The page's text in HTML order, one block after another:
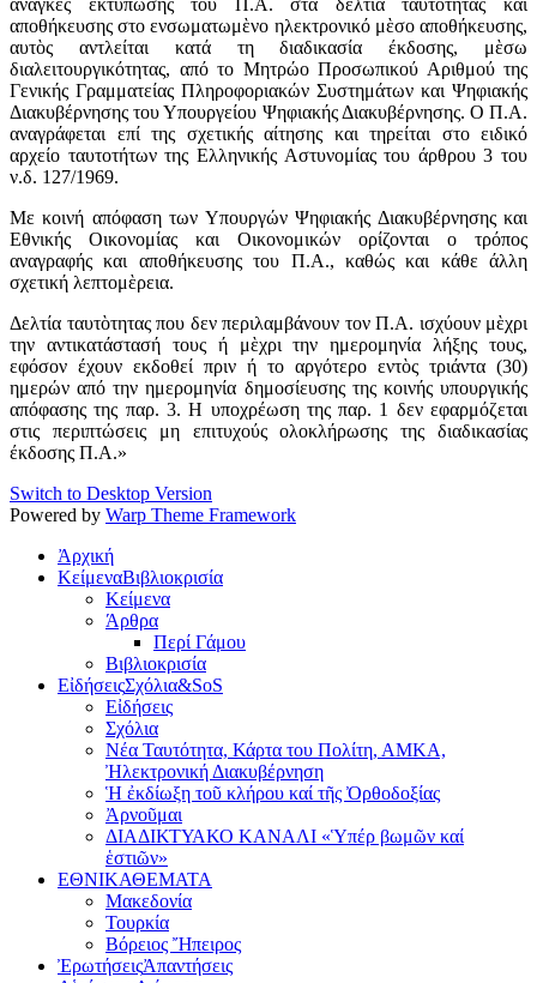
ανάγκες εκτύπωσης του Π.Α. στα δελτία ταυτὸτητας και
αποθήκευσης στο ενσωματωμὲνο ηλεκτρονικό μὲσο αποθήκευσης,
αυτὸς αντλείται κατά τη διαδικασία έκδοσης, μὲσω
διαλειτουργικότητας, από το Μητρώο Προσωπικού Αριθμού της
Γενικής Γραμματείας Πληροφοριακών Συστημάτων και Ψηφιακής
Διακυβέρνησης του Υπουργείου Ψηφιακής Διακυβέρνησης. Ο Π.Α.
αναγράφεται επί της σχετικής αίτησης και τηρείται στο ειδικό
αρχείο ταυτοτήτων της Ελληνικής Αστυνομίας του άρθρου 3 του
ν.δ. 127/1969.
Με κοινή απόφαση των Υπουργών Ψηφιακής Διακυβέρνησης και
Εθνικής Οικονομίας και Οικονομικών ορίζονται ο τρόπος
αναγραφής και αποθήκευσης του Π.Α., καθώς και κάθε άλλη
σχετική λεπτομὲρεια.
Δελτία ταυτὸτητας που δεν περιλαμβάνουν τον Π.Α. ισχύουν μὲχρι
την αντικατάστασή τους ή μὲχρι την ημερομηνία λήξης τους,
εφόσον έχουν εκδοθεί πριν ή το αργότερο εντὸς τριάντα (30)
ημερών από την ημερομηνία δημοσίευσης της κοινής υπουργικής
απόφασης της παρ. 3. Η υποχρέωση της παρ. 1 δεν εφαρμόζεται
στις περιπτώσεις μη επιτυχούς ολοκλήρωσης της διαδικασίας
έκδοσης Π.Α.»
Switch to Desktop Version
Powered by Warp Theme Framework
Ἀρχική
ΚείμεναΒιβλιοκρισία
Κείμενα
Άρθρα
Περί Γάμου
Βιβλιοκρισία
ΕἰδήσειςΣχόλια&SoS
Εἰδήσεις
Σχόλια
Νέα Ταυτότητα, Κάρτα του Πολίτη, ΑΜΚΑ,
Ἠλεκτρονική Διακυβέρνηση
Ἡ ἐκδίωξη τοῦ κλήρου καί τῆς Ὀρθοδοξίας
Ἀρνοῦμαι
ΔΙΑΔΙΚΤΥΑΚΟ ΚΑΝΑΛΙ «Ὑπέρ βωμῶν καί
ἑστιῶν»
ΕΘΝΙΚΑΘΕΜΑΤΑ
Μακεδονία
Τουρκία
Βόρειος Ἤπειρος
ἘρωτήσειςἈπαντήσεις